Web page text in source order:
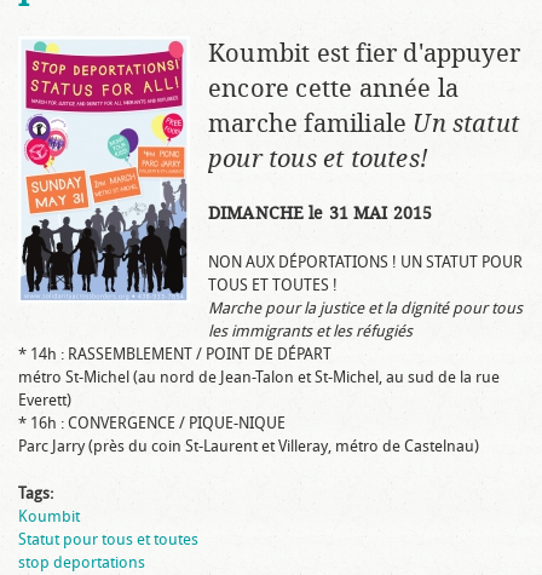
Koumbit est fier d'appuyer
encore cette année la
marche familiale Un statut
pour tous et toutes!
DIMANCHE le 31 MAI 2015
NON AUX DÉPORTATIONS ! UN STATUT POUR
TOUS ET TOUTES !
Marche pour la justice et la dignité pour tous
les immigrants et les réfugiés
* 14h : RASSEMBLEMENT / POINT DE DÉPART
métro St-Michel (au nord de Jean-Talon et St-Michel, au sud de la rue
Everett)
* 16h : CONVERGENCE / PIQUE-NIQUE
Parc Jarry (près du coin St-Laurent et Villeray, métro de Castelnau)
Tags:
Koumbit
Statut pour tous et toutes
stop deportations